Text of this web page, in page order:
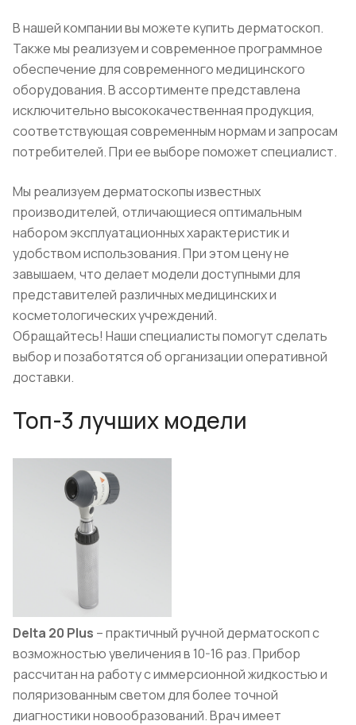
В нашей компании вы можете купить дерматоскоп.
Также мы реализуем и современное программное
обеспечение для современного медицинского
оборудования. В ассортименте представлена
исключительно высококачественная продукция,
соответствующая современным нормам и запросам
потребителей. При ее выборе поможет специалист.
Мы реализуем дерматоскопы известных
производителей, отличающиеся оптимальным
набором эксплуатационных характеристик и
удобством использования. При этом цену не
завышаем, что делает модели доступными для
представителей различных медицинских и
косметологических учреждений.
Обращайтесь! Наши специалисты помогут сделать
выбор и позаботятся об организации оперативной
доставки.
Топ-3 лучших модели
Delta 20 Plus – практичный ручной дерматоскоп с
возможностью увеличения в 10-16 раз. Прибор
рассчитан на работу с иммерсионной жидкостью и
поляризованным светом для более точной
диагностики новообразований. Врач имеет